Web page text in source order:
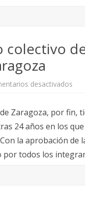
desactivados
del
de
la
de
Zaragoza, por fin,
24 años en los
la aprobación de
por todos los